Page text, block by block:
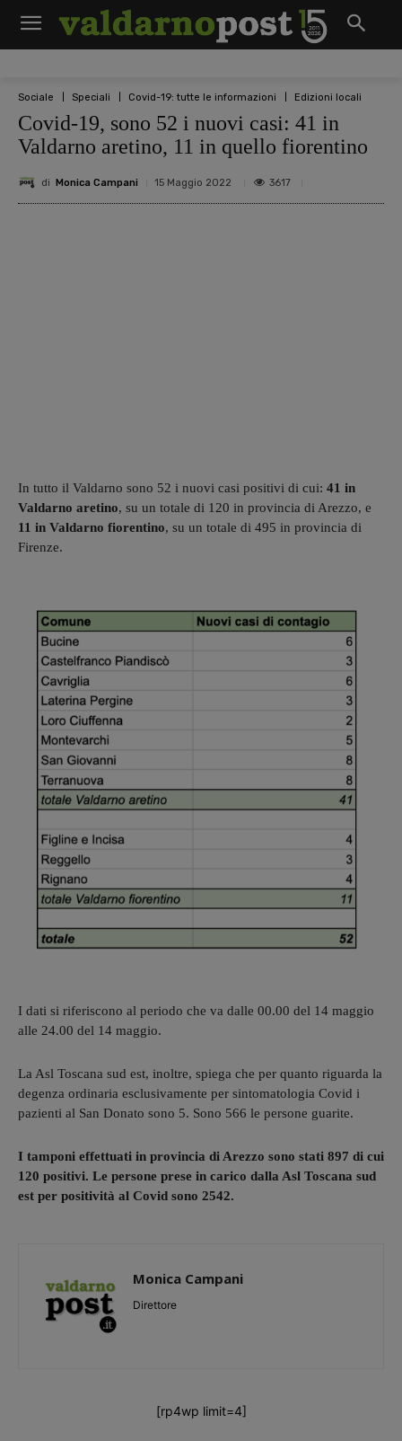
Sociale Speciali Covid-19: tutte le informazioni Edizioni locali
Covid-19, sono 52 i nuovi casi: 41 in
Valdarno aretino, 11 in quello fiorentino
di Monica Campani 15 Maggio 2022 3617
In tutto il Valdarno sono 52 i nuovi casi positivi di cui: 41 in
Valdarno aretino, su un totale di 120 in provincia di Arezzo, e
11 in Valdarno fiorentino, su un totale di 495 in provincia di
Firenze.
I dati si riferiscono al periodo che va dalle 00.00 del 14 maggio
alle 24.00 del 14 maggio.
La Asl Toscana sud est, inoltre, spiega che per quanto riguarda la
degenza ordinaria esclusivamente per sintomatologia Covid i
pazienti al San Donato sono 5. Sono 566 le persone guarite.
I tamponi effettuati in provincia di Arezzo sono stati 897 di cui
120 positivi. Le persone prese in carico dalla Asl Toscana sud
est per positività al Covid sono 2542.
Monica Campani
Direttore
[rp4wp limit=4]